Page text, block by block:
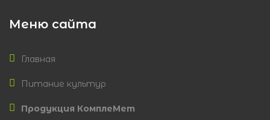
Меню сайта
Главная
Питание культур
Продукция КомплеМет